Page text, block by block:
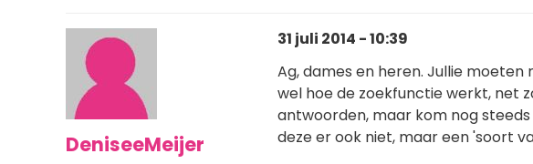
DeniseeMeijer
31 juli 2014 - 10:39
Ag, dames en heren. Jullie
wel hoe de zoekfunctie werkt, net
antwoorden, maar kom nog
deze er ook niet, maar een 'soort